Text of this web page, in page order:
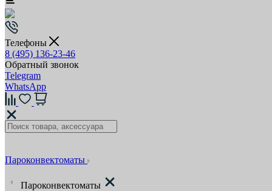
Телефоны
8 (495) 136-23-46
Обратный звонок
Telegram
WhatsApp
Пароконвектоматы
Пароконвектоматы